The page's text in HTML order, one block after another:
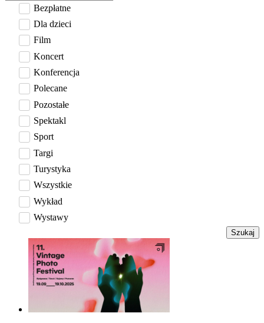
Bezpłatne
Dla dzieci
Film
Koncert
Konferencja
Polecane
Pozostałe
Spektakl
Sport
Targi
Turystyka
Wszystkie
Wykład
Wystawy
Szukaj